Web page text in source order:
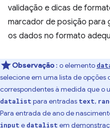
validação e dicas de
marcador de posição para
os dados no formato
Observação : o elemento
selecione em uma lista de opções
correspondentes à medida que o
datalistpara entradas text,
Para entrada de ano de
inpute datalistem